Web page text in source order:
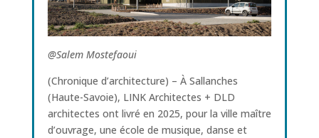
@Salem Mostefaoui
(Chronique d’architecture) – À Sallanches
(Haute-Savoie), LINK Architectes + DLD
architectes ont livré en 2025, pour la ville maître
d’ouvrage, une école de musique, danse et